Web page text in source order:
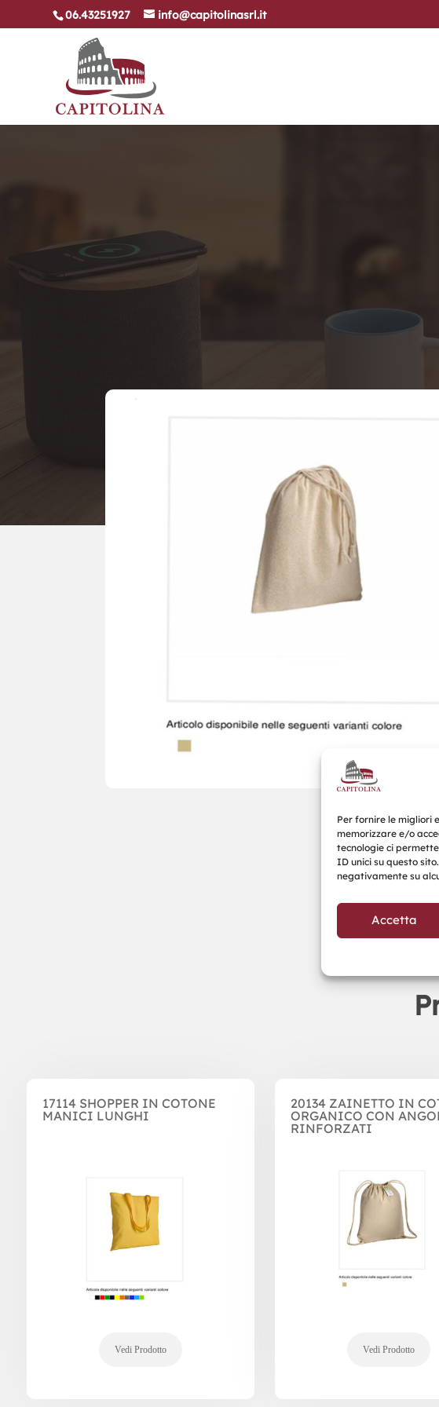
Per fornire le migliori
memorizzare e/o
tecnologie ci
ID unici su questo
negativamente su
Accetta
06.43251927 info@capitolinasrl.it
17114 SHOPPER IN COTONE
MANICI LUNGHI
20134 ZAINETTO IN
ORGANICO CON
RINFORZATI